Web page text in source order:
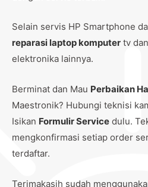
Selain servis HP Smartphone
reparasi laptop komputer tv
elektronika lainnya.
Berminat dan Mau Perbaikan
Maestronik? Hubungi teknisi
Isikan Formulir Service dulu.
mengkonfirmasi setiap order
terdaftar.
Terimakasih sudah